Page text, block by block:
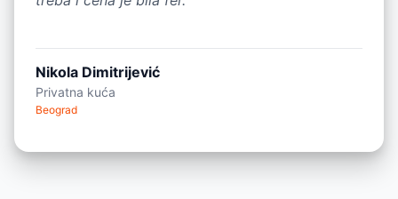
Nikola Dimitrijević
Privatna kuća
Beograd